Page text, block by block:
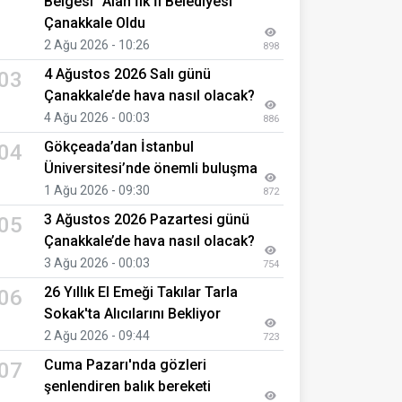
Çanakkale Oldu
2 Ağu 2026 - 10:26 898
4 Ağustos 2026 Salı günü
Çanakkale’de hava nasıl olacak?
4 Ağu 2026 - 00:03 886
Gökçeada’dan İstanbul
Üniversitesi’nde önemli buluşma
1 Ağu 2026 - 09:30 872
3 Ağustos 2026 Pazartesi günü
Çanakkale’de hava nasıl olacak?
3 Ağu 2026 - 00:03 754
26 Yıllık El Emeği Takılar Tarla
Sokak'ta Alıcılarını Bekliyor
2 Ağu 2026 - 09:44 723
Cuma Pazarı'nda gözleri
şenlendiren balık bereketi